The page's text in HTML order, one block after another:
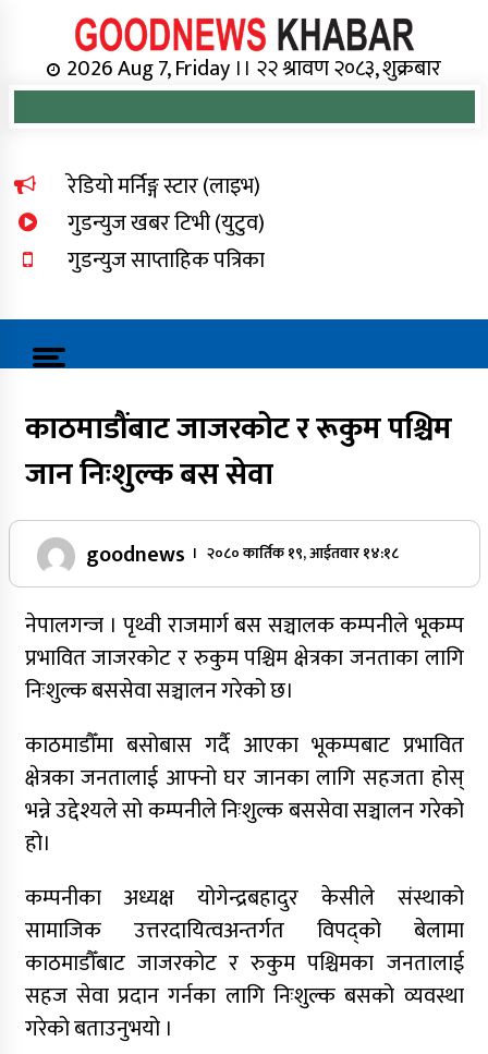
Online News Portal
2026 Aug 7, Friday ।। २२ श्रावण २०८३, शुक्रबार
रेडियो मर्निङ्ग स्टार (लाइभ)
गुडन्युज खबर टिभी (युटुव)
गुडन्युज साप्ताहिक पत्रिका
काठमाडौंबाट जाजरकोट र रूकुम पश्चिम
जान निःशुल्क बस सेवा
goodnews । २०८० कार्तिक १९, आईतवार १४:१८
नेपालगन्ज । पृथ्वी राजमार्ग बस सञ्चालक कम्पनीले भूकम्प
प्रभावित जाजरकोट र रुकुम पश्चिम क्षेत्रका जनताका लागि
निःशुल्क बससेवा सञ्चालन गरेको छ।
काठमाडौँमा बसोबास गर्दै आएका भूकम्पबाट प्रभावित
क्षेत्रका जनतालाई आफ्नो घर जानका लागि सहजता होस्
भन्ने उद्देश्यले सो कम्पनीले निःशुल्क बससेवा सञ्चालन गरेको
हो।
कम्पनीका अध्यक्ष योगेन्द्रबहादुर केसीले संस्थाको
सामाजिक उत्तरदायित्वअन्तर्गत विपद्को बेलामा
काठमाडौँबाट जाजरकोट र रुकुम पश्चिमका जनतालाई
सहज सेवा प्रदान गर्नका लागि निःशुल्क बसको व्यवस्था
गरेको बताउनुभयो ।